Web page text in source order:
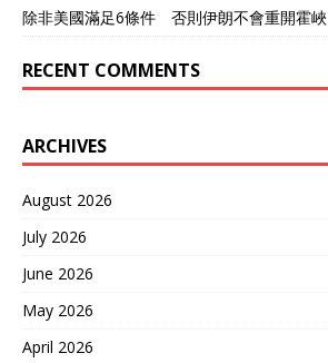
除非美國滿足6條件 否則伊朗不會重開霍峽
RECENT COMMENTS
ARCHIVES
August 2026
July 2026
June 2026
May 2026
April 2026